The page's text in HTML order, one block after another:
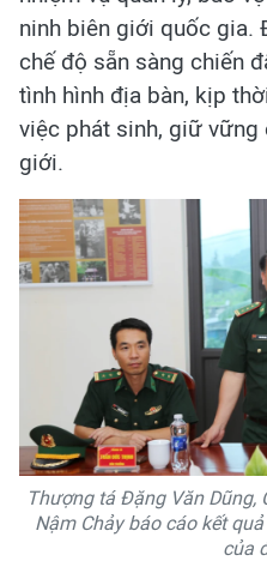
ninh biên giới quốc gia.
chế độ sẵn sàng chiến
tình hình địa bàn, kịp
việc phát sinh, giữ
giới.
Thượng tá Đặng Văn Dũng,
Nậm Chảy báo cáo kết
của